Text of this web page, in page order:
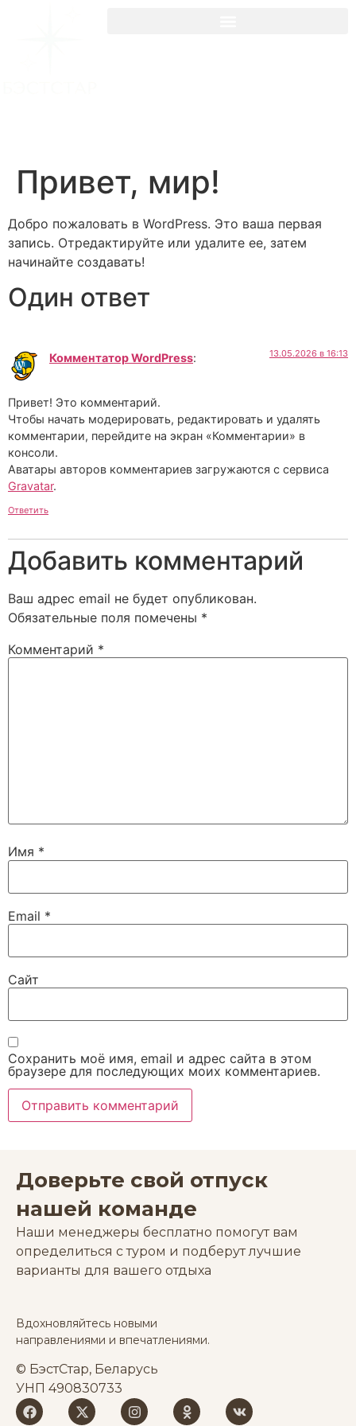
Привет, мир!
Добро пожаловать в WordPress. Это ваша первая
запись. Отредактируйте или удалите ее, затем
начинайте создавать!
Один ответ
Комментатор WordPress: 13.05.2026 в 16:13
Привет! Это комментарий.
Чтобы начать модерировать, редактировать и удалять
комментарии, перейдите на экран «Комментарии» в
консоли.
Аватары авторов комментариев загружаются с сервиса
Gravatar.
Ответить
Добавить комментарий
Ваш адрес email не будет опубликован.
Обязательные поля помечены *
Комментарий *
Имя *
Email *
Сайт
Сохранить моё имя, email и адрес сайта в этом
браузере для последующих моих комментариев.
Доверьте свой отпуск
нашей команде
Наши менеджеры бесплатно помогут вам
определиться с туром и подберут лучшие
варианты для вашего отдыха
Вдохновляйтесь новыми
направлениями и впечатлениями.
© БэстСтар, Беларусь
УНП 490830733